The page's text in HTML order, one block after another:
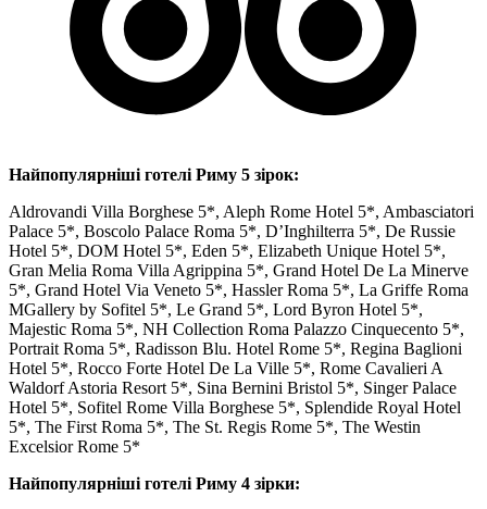
Найпопулярніші готелі Риму 5 зірок:
Aldrovandi Villa Borghese 5*, Aleph Rome Hotel 5*, Ambasciatori
Palace 5*, Boscolo Palace Roma 5*, D’Inghilterra 5*, De Russie
Hotel 5*, DOM Hotel 5*, Eden 5*, Elizabeth Unique Hotel 5*,
Gran Melia Roma Villa Agrippina 5*, Grand Hotel De La Minerve
5*, Grand Hotel Via Veneto 5*, Hassler Roma 5*, La Griffe Roma
MGallery by Sofitel 5*, Le Grand 5*, Lord Byron Hotel 5*,
Majestic Roma 5*, NH Collection Roma Palazzo Cinquecento 5*,
Portrait Roma 5*, Radisson Blu. Hotel Rome 5*, Regina Baglioni
Hotel 5*, Rocco Forte Hotel De La Ville 5*, Rome Cavalieri A
Waldorf Astoria Resort 5*, Sina Bernini Bristol 5*, Singer Palace
Hotel 5*, Sofitel Rome Villa Borghese 5*, Splendide Royal Hotel
5*, The First Roma 5*, The St. Regis Rome 5*, The Westin
Excelsior Rome 5*
Найпопулярніші готелі Риму 4 зірки: